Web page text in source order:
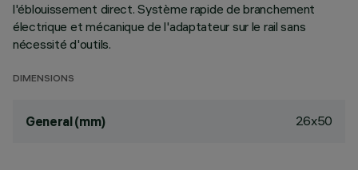
l'éblouissement direct. Système rapide de branchement
électrique et mécanique de l'adaptateur sur le rail sans
nécessité d'outils.
DIMENSIONS
General (mm) 26x50